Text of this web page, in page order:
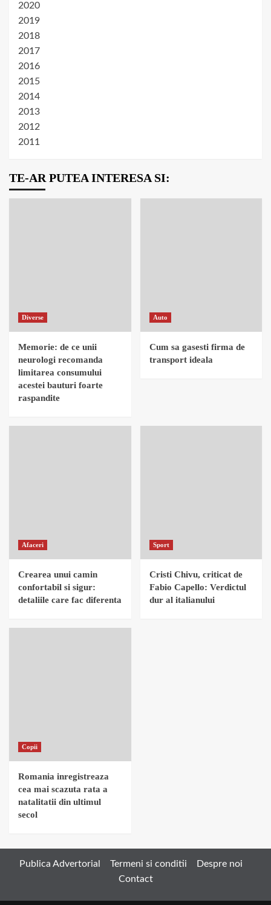
2020
2019
2018
2017
2016
2015
2014
2013
2012
2011
TE-AR PUTEA INTERESA SI:
Diverse
Memorie: de ce unii
neurologi recomanda
limitarea consumului
acestei bauturi foarte
raspandite
Auto
Cum sa gasesti firma de
transport ideala
Afaceri
Crearea unui camin
confortabil si sigur:
detaliile care fac diferenta
Sport
Cristi Chivu, criticat de
Fabio Capello: Verdictul
dur al italianului
Copii
Romania inregistreaza
cea mai scazuta rata a
natalitatii din ultimul
secol
Publica Advertorial Termeni si conditii
Despre noi
Contact